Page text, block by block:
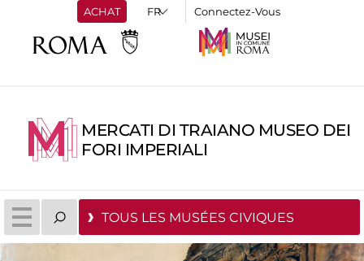
ACHAT Connectez-Vous
MERCATI DI TRAIANO MUSEO DEI
FORI IMPERIALI
TOUS LES MUSÉES CIVIQUES